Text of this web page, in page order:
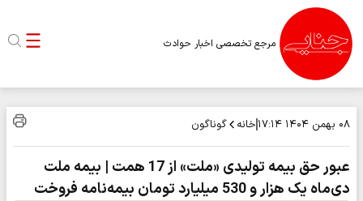
مرجع تخصصی اخبار حوادث
۰۸ بهمن ۱۴۰۴ ۱۷:۱۴ خانه گوناگون
عبور حق بیمه تولیدی «ملت» از 17 همت | بیمه ملت
دی‌ماه یک هزار و 530 میلیارد تومان بیمه‌نامه فروخت